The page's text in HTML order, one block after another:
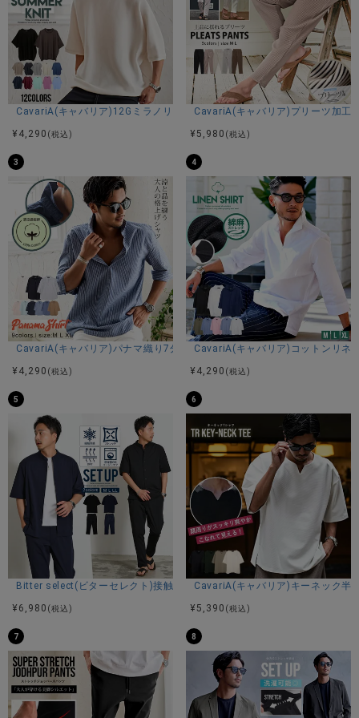
CavariA(キャバリア)12Gミラノリブクルーネックドルマンハーフスリー
¥ 4,290 (税込)
CavariA(キャバリア)プリーツ加工
¥ 5,980 (税込)
3
CavariA(キャバリア)パナマ織り7分袖カプリシャツ/全9色
¥ 4,290 (税込)
4
CavariA(キャバリア)コットンリネ
¥ 4,290 (税込)
5
Bitter select(ビターセレクト)接触冷感スーパーストレッチバンドカラー
¥ 6,980 (税込)
6
CavariA(キャバリア)キーネック半
¥ 5,390 (税込)
7 8